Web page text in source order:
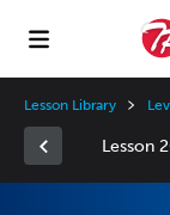
Lesson Library
Lesson